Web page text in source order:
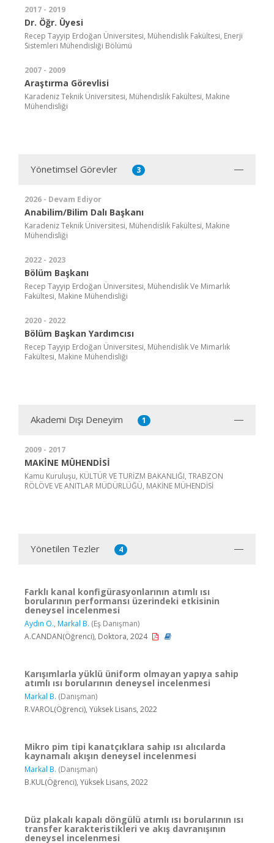
2017 - 2019
Dr. Öğr. Üyesi
Recep Tayyip Erdoğan Üniversitesi, Mühendislik Fakültesi, Enerji
Sistemleri Mühendisliği Bölümü
2007 - 2009
Araştırma Görevlisi
Karadeniz Teknik Üniversitesi, Mühendislik Fakültesi, Makine
Mühendisliği
Yönetimsel Görevler 3
2026 - Devam Ediyor
Anabilim/Bilim Dalı Başkanı
Karadeniz Teknik Üniversitesi, Mühendislik Fakültesi, Makine
Mühendisliği
2022 - 2023
Bölüm Başkanı
Recep Tayyip Erdoğan Üniversitesi, Mühendislik Ve Mimarlık
Fakültesi, Makine Mühendisliği
2020 - 2022
Bölüm Başkan Yardımcısı
Recep Tayyip Erdoğan Üniversitesi, Mühendislik Ve Mimarlık
Fakültesi, Makine Mühendisliği
Akademi Dışı Deneyim 1
2009 - 2017
MAKİNE MÜHENDİSİ
Kamu Kuruluşu, KÜLTÜR VE TURİZM BAKANLIĞI, TRABZON
RÖLÖVE VE ANITLAR MÜDÜRLÜĞÜ, MAKİNE MÜHENDİSİ
Yönetilen Tezler 4
Farklı kanal konfigürasyonlarının atımlı ısı
borularının performansı üzerindeki etkisinin
deneysel incelenmesi
Aydın O., Markal B. (Eş Danışman)
A.CANDAN(Öğrenci), Doktora, 2024
Karışımlarla yüklü üniform olmayan yapıya sahip
atımlı ısı borularının deneysel incelenmesi
Markal B. (Danışman)
R.VAROL(Öğrenci), Yüksek Lisans, 2022
Mikro pim tipi kanatçıklara sahip ısı alıcılarda
kaynamalı akışın deneysel incelenmesi
Markal B. (Danışman)
B.KUL(Öğrenci), Yüksek Lisans, 2022
Düz plakalı kapalı döngülü atımlı ısı borularının ısı
transfer karakteristikleri ve akış davranışının
deneysel incelenmesi